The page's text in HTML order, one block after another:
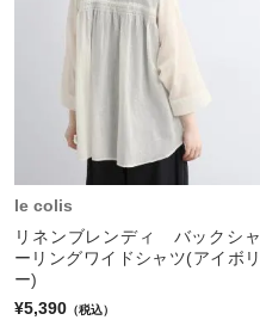
le colis
リネンブレンディ バックシャ
ーリングワイドシャツ(アイボリ
ー)
¥5,390 （税込）